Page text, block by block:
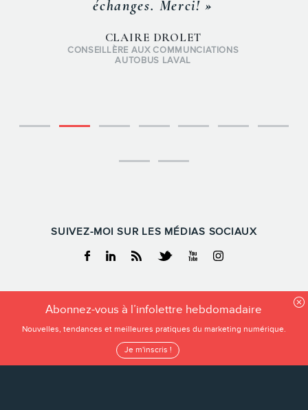
échanges. Merci! »
CLAIRE DROLET
CONSEILLÈRE AUX COMMUNCIATIONS
AUTOBUS LAVAL
SUIVEZ-MOI SUR LES MÉDIAS SOCIAUX
Facebook
LinkedinRSS TwitterYoutubeInstagram
Frederic Gonzalo 2026
Conditions d’utilisation
Abonnez-vous à l’infolettre hebdomadaire
Nouvelles, tendances et meilleures pratiques du marketing numérique.
Je m'inscris !